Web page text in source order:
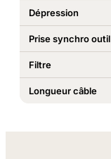
Dépression
Prise synchro outil
Filtre
Longueur câble